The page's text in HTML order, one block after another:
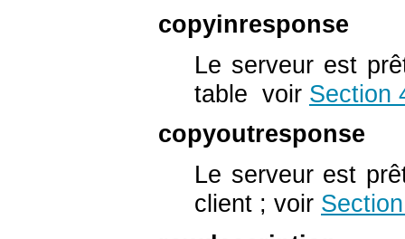
copyinresponse
Le serveur est
table voir Section
copyoutresponse
Le serveur est
client ; voir